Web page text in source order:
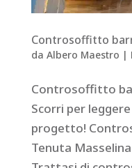
Controsoffitto
da Albero Maestro |
Controsoffitto
Scorri per
progetto!
Tenuta